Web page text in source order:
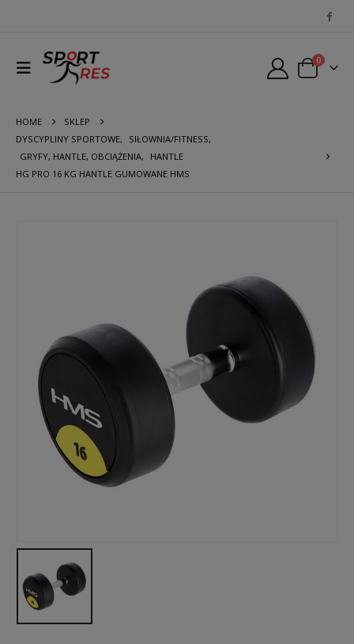
0
HOME
SKLEP
DYSCYPLINY SPORTOWE, SIŁOWNIA/FITNESS,
GRYFY, HANTLE, OBCIĄŻENIA,
HANTLE
HG PRO 16 KG HANTLE GUMOWANE HMS